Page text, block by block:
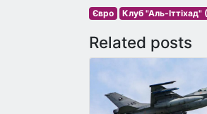
Євро Клуб "Аль-
Related posts